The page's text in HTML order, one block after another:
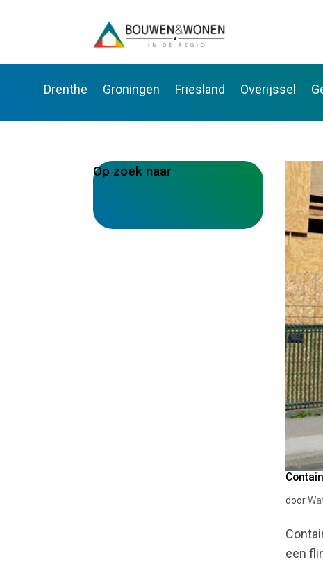
Drenthe Groningen Friesland Overijssel
door
een
Op zoek naar